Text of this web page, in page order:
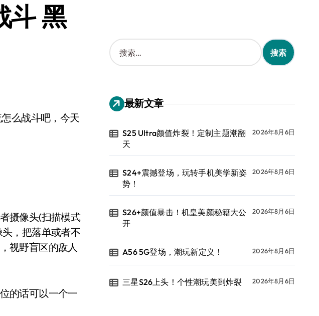
斗 黑
摄像头(扫描模式
，把落单或者不
视野盲区的敌人
的话可以一个一
搜
索
：
最新文章
S25 Ultra颜值炸裂！定制主题潮翻
天
2026年8月6日
S24+震撼登场，玩转手机美学新姿
势！
2026年8月6日
S26+颜值暴击！机皇美颜秘籍大公
开
2026年8月6日
A56 5G登场，潮玩新定义！ 2026年8月6日
三星S26上头！个性潮玩美到炸裂 2026年8月6日